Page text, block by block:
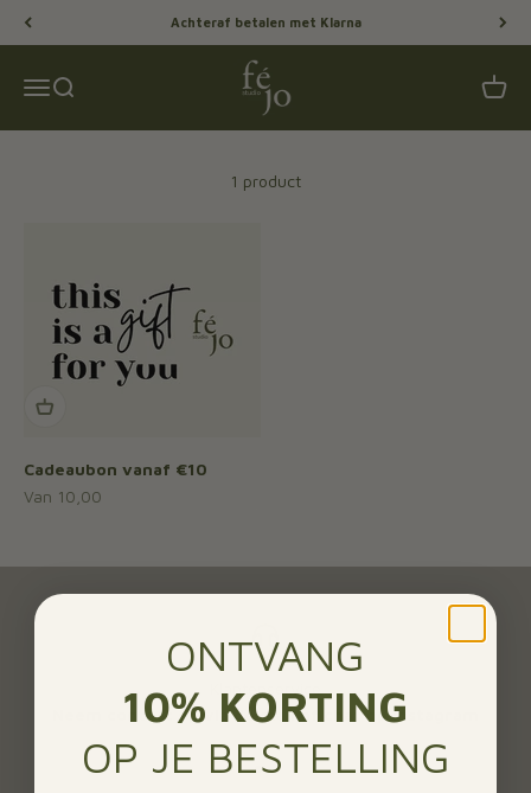
Achteraf betalen met Klarna
MenuZoeken
Féjo Studio
1 product
Cadeaubon vanaf €10
Aanbiedingsprijs
Van 10,00
Klantenservice
Neem contact op via de mail of chat op instagram
ONTVANG
10% KORTING
OP JE BESTELLING